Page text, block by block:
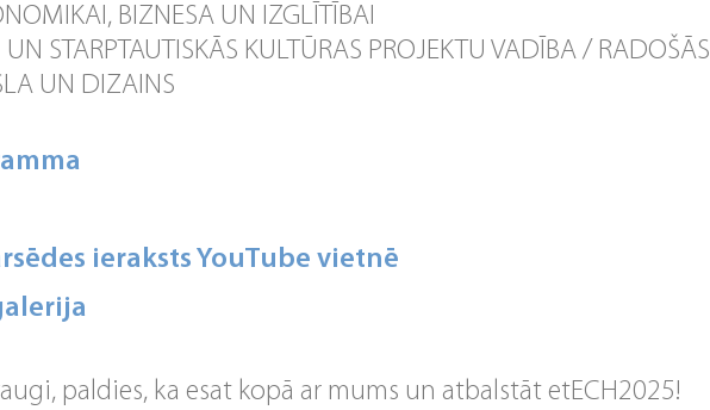
BIZNESA UN IZGLĪTĪBAI
STARPTAUTISKĀS KULTŪRAS PROJEKTU VADĪBA / RADOŠĀS
UN DIZAINS
ieraksts YouTube vietnē
paldies, ka esat kopā ar mums un atbalstāt etECH2025!